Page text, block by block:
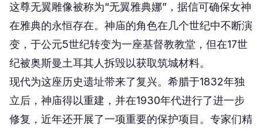
这尊无翼雕像被称为“无翼雅典娜”，据信可确保女神
在雅典的永恒存在。神庙的角色在几个世纪中不断演
变，于公元5世纪转变为一座基督教教堂，但在17世
纪被奥斯曼土耳其人拆毁以获取筑城材料。
现代为这座历史遗址带来了复兴。希腊于1832年独
立后，神庙得以重建，并在1930年代进行了进一步
修复，近年还开展了一项重要的保护项目。专家们精